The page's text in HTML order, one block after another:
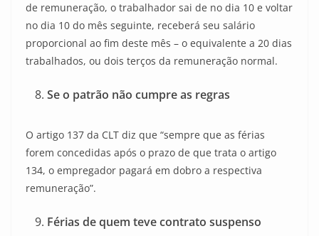
de remuneração, o trabalhador sai de no dia 10 e voltar
no dia 10 do mês seguinte, receberá seu salário
proporcional ao fim deste mês – o equivalente a 20 dias
trabalhados, ou dois terços da remuneração normal.
Se o patrão não cumpre as regras
O artigo 137 da CLT diz que “sempre que as férias
forem concedidas após o prazo de que trata o artigo
134, o empregador pagará em dobro a respectiva
remuneração”.
Férias de quem teve contrato suspenso